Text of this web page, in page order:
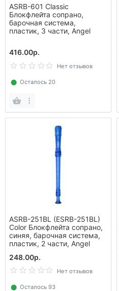
ASRB-601 Classic
Блокфлейта сопрано,
барочная система,
пластик, 3 части, Angel
416.00р.
Нет отзывов
⬤ Осталось 20
ASRB-251BL (ESRB-251BL)
Color Блокфлейта сопрано,
синяя, барочная система,
пластик, 2 части, Angel
248.00р.
Нет отзывов
⬤ Осталось 93